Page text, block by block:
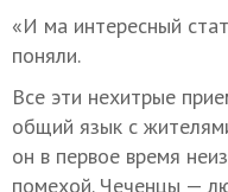
«И ма интересный
поняли.
Все эти нехитрые
общий язык с
он в первое время
помехой. Чеченцы —